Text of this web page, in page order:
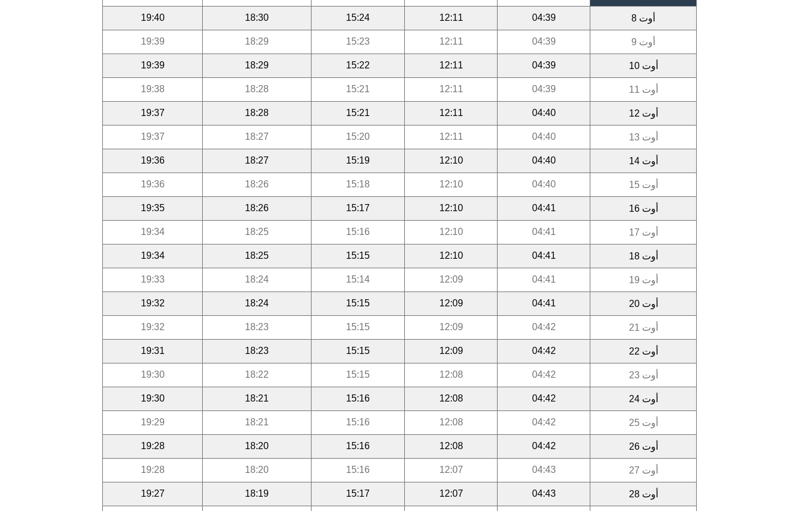
أوت 8 04:39
12:11
15:24
18:30
19:40
أوت 9 04:39
12:11
15:23
18:29
19:39
أوت 10 04:39
12:11
15:22
18:29
19:39
أوت 11 04:39
12:11
15:21
18:28
19:38
أوت 12 04:40
12:11
15:21
18:28
19:37
أوت 13 04:40
12:11
15:20
18:27
19:37
أوت 14 04:40
12:10
15:19
18:27
19:36
أوت 15 04:40
12:10
15:18
18:26
19:36
أوت 16 04:41
12:10
15:17
18:26
19:35
أوت 17 04:41
12:10
15:16
18:25
19:34
أوت 18 04:41
12:10
15:15
18:25
19:34
أوت 19 04:41
12:09
15:14
18:24
19:33
أوت 20 04:41
12:09
15:15
18:24
19:32
أوت 21 04:42
12:09
15:15
18:23
19:32
أوت 22 04:42
12:09
15:15
18:23
19:31
أوت 23 04:42
12:08
15:15
18:22
19:30
أوت 24 04:42
12:08
15:16
18:21
19:30
أوت 25 04:42
12:08
15:16
18:21
19:29
أوت 26 04:42
12:08
15:16
18:20
19:28
أوت 27 04:43
12:07
15:16
18:20
19:28
أوت 28 04:43
12:07
15:17
18:19
19:27